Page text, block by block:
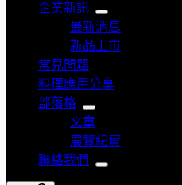
企業新訊
最新消息
新品上市
常見問題
料理應用分享
部落格
文章
展覽紀實
聯絡我們